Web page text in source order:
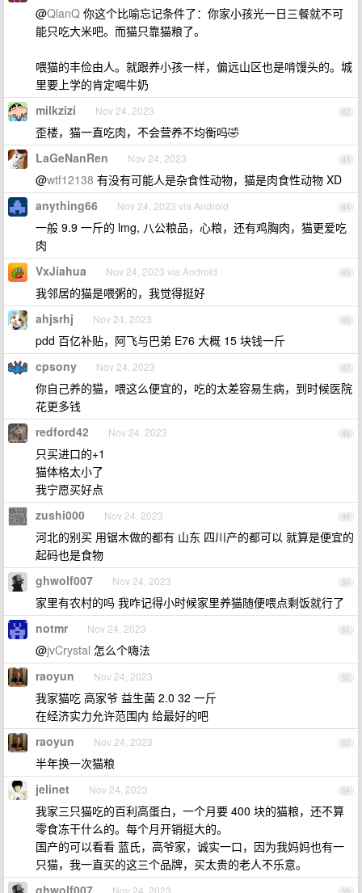
@QlanQ 你这个比喻忘记条件了：你家小孩光一日三餐就不可
能只吃大米吧。而猫只靠猫粮了。
喂猫的丰俭由人。就跟养小孩一样，偏远山区也是啃馒头的。城
里要上学的肯定喝牛奶
42
milkzizi Nov 24, 2023
歪楼，猫一直吃肉，不会营养不均衡吗🤣
43
LaGeNanRen Nov 24, 2023
@wtf12138 有没有可能人是杂食性动物，猫是肉食性动物 XD
44
anything66 Nov 24, 2023 via Android
一般 9.9 一斤的 lmg, 八公粮品，心粮，还有鸡胸肉，猫更爱吃
肉
45
VxJiahua Nov 24, 2023 via Android
我邻居的猫是喂粥的，我觉得挺好
46
ahjsrhj Nov 24, 2023
pdd 百亿补贴，阿飞与巴弟 E76 大概 15 块钱一斤
47
cpsony Nov 24, 2023
你自己养的猫，喂这么便宜的，吃的太差容易生病，到时候医院
花更多钱
48
redford42 Nov 24, 2023
只买进口的+1
猫体格太小了
我宁愿买好点
49
zushi000 Nov 24, 2023
河北的别买 用锯木做的都有 山东 四川产的都可以 就算是便宜的
起码也是食物
50
ghwolf007 Nov 24, 2023
家里有农村的吗 我咋记得小时候家里养猫随便喂点剩饭就行了
51
notmr Nov 24, 2023
@jvCrystal 怎么个嗨法
52
raoyun Nov 24, 2023
我家猫吃 高家爷 益生菌 2.0 32 一斤
在经济实力允许范围内 给最好的吧
53
raoyun Nov 24, 2023
半年换一次猫粮
54
jelinet Nov 24, 2023
我家三只猫吃的百利高蛋白，一个月要 400 块的猫粮，还不算
零食冻干什么的。每个月开销挺大的。
国产的可以看看 蓝氏，高爷家，诚实一口，因为我妈妈也有一
只猫，我一直买的这三个品牌，买太贵的老人不乐意。
ghwolf007 Nov 24, 2023